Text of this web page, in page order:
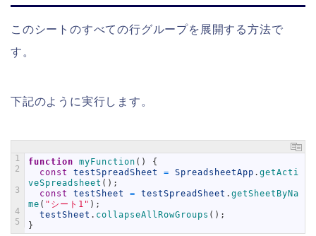
このシートのすべての行グループを展開する方法で
す。
下記のように実行します。
1
2
3
4
5
function myFunction ( )
{
const
testSpreadSheet = SpreadsheetApp . getActi
veSpreadsheet ( ) ;
const
testSheet = testSpreadSheet . getSheetByNa
me ( "シート1" ) ;
testSheet . collapseAllRowGroups ( ) ;
}